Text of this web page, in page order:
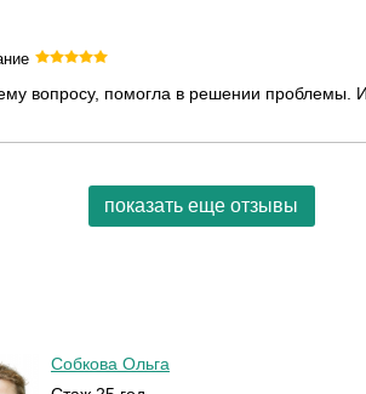
вопросу, помогла в решении проблемы.
показать еще отзывы
Собкова Ольга